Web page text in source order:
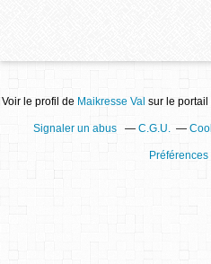
Voir le profil de Maikresse Val sur le portail
Signaler un abus C.G.U.